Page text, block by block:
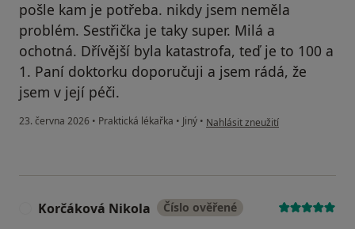
pošle kam je potřeba. nikdy jsem neměla
problém. Sestřička je taky super. Milá a
ochotná. Dřívější byla katastrofa, teď je to 100 a
1. Paní doktorku doporučuji a jsem rádá, že
jsem v její péči.
23. června 2026 • Praktická lékařka • Jiný • podle názoru uživatele Denisa P.
Nahlásit zneužití
Korčáková Nikola Číslo ověřené